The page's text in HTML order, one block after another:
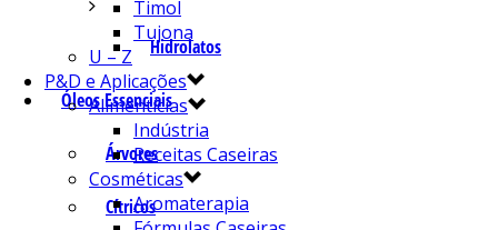
Hidrolatos
Óleos Essenciais
Árvores
Cítricos
Timol
Tujona
U – Z
P&D e Aplicações
Alimentícias
Indústria
Receitas Caseiras
Cosméticas
Aromaterapia